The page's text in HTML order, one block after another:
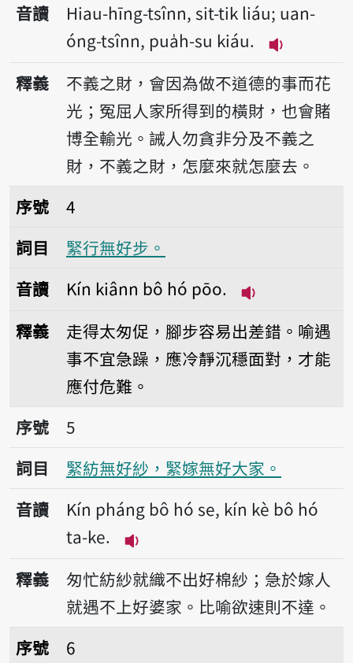
音讀
Hiau-hīng-tsînn, sit-tik liáu; uan-
óng-tsînn, pua̍h-su kiáu.
播放音讀
釋義
不義之財，會因為做不道德的事而花
光；冤屈人家所得到的橫財，也會賭
博全輸光。誡人勿貪非分及不義之
財，不義之財，怎麼來就怎麼去。
序號4緊行無好步。
序號
4
詞目
緊行無好步。
音讀
Kín kiânn bô hó pōo.
釋義
走得太匆促，腳步容易出差錯。喻遇
事不宜急躁，應冷靜沉穩面對，才能
應付危難。
序號5緊紡無好紗，緊嫁無好大家。
序號
5
詞目
緊紡無好紗，緊嫁無好大家。
音讀
Kín pháng bô hó se, kín kè bô hó
ta-ke.
播放音讀Kín pháng bô hó se,
釋義
匆忙紡紗就織不出好棉紗；急於嫁人
就遇不上好婆家。比喻欲速則不達。
序號6滿面專豆花。
序號
6